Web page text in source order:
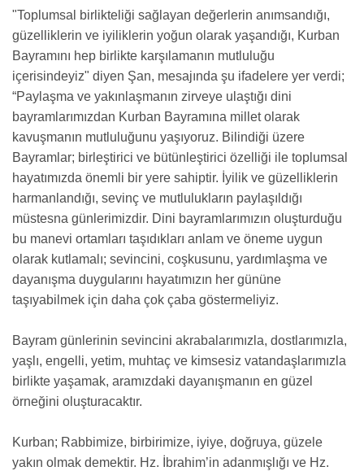
"Toplumsal birlikteliği sağlayan değerlerin anımsandığı,
güzelliklerin ve iyiliklerin yoğun olarak yaşandığı, Kurban
Bayramını hep birlikte karşılamanın mutluluğu
içerisindeyiz" diyen Şan, mesajında şu ifadelere yer verdi;
“Paylaşma ve yakınlaşmanın zirveye ulaştığı dini
bayramlarımızdan Kurban Bayramına millet olarak
kavuşmanın mutluluğunu yaşıyoruz. Bilindiği üzere
Bayramlar; birleştirici ve bütünleştirici özelliği ile toplumsal
hayatımızda önemli bir yere sahiptir. İyilik ve güzelliklerin
harmanlandığı, sevinç ve mutlulukların paylaşıldığı
müstesna günlerimizdir. Dini bayramlarımızın oluşturduğu
bu manevi ortamları taşıdıkları anlam ve öneme uygun
olarak kutlamalı; sevincini, coşkusunu, yardımlaşma ve
dayanışma duygularını hayatımızın her gününe
taşıyabilmek için daha çok çaba göstermeliyiz.
Bayram günlerinin sevincini akrabalarımızla, dostlarımızla,
yaşlı, engelli, yetim, muhtaç ve kimsesiz vatandaşlarımızla
birlikte yaşamak, aramızdaki dayanışmanın en güzel
örneğini oluşturacaktır.
Kurban; Rabbimize, birbirimize, iyiye, doğruya, güzele
yakın olmak demektir. Hz. İbrahim’in adanmışlığı ve Hz.